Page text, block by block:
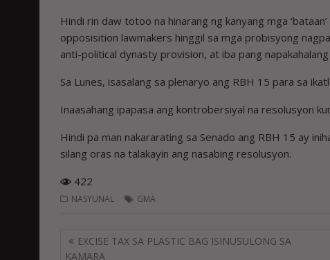
Hindi rin daw totoo na hinarang ng kanyang mga
opposisition lawmakers hinggil sa mga probisyong
anti-political dynasty provision, at iba pang
Sa Lunes, isasalang sa plenaryo ang RBH 15 para sa
Inaasahang ipapasa ang kontrobersiyal na resolusyon
Hindi pa man nakararating sa Senado ang RBH 15 ay
silang oras na talakayin ang nasabing resolusyon.
422
NASYUNAL GMA
Post
navigation
EXCISE TAX SA PLASTIC BAG ISINUSULONG SA
KAMARA